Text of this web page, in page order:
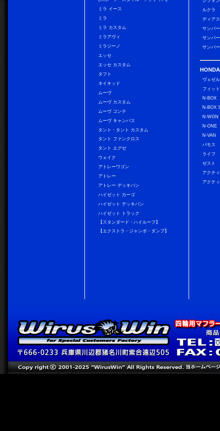
ミラ イース
ミラ
ミラ カスタム
ミラアヴィ
ミラジーノ
エッセ
エッセ カスタム
タフト
ネイキッド
ムーヴ
ムーヴ カスタム
ムーヴ コンテ
ムーヴ キャンバス
タント・タント カスタム
タント ファンクロス
タント エグゼ
ウェイク
アトレーワゴン
アトレー
アトレー デッキバン
ハイゼット カーゴ
ハイゼット デッキバン
ハイゼット トラック
【スタンダード・ハイルーフ】
【エクストラ・ジャンボ・ダンプ】
ルクラ
ディア
サンバ
サンバ
サンバ
HONDA
ヴェゼル
フィット
N-BOX
N-BOX
N-WGN
N-ONE
N-VAN
バモス
ライフ
ゼスト
アクテ
アクテ